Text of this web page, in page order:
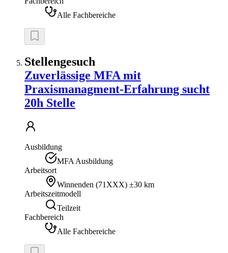
Alle Fachbereiche
Stellengesuch
Zuverlässige MFA mit
Praxismanagment-Erfahrung sucht
20h Stelle
Ausbildung
MFA Ausbildung
Arbeitsort
Winnenden (71XXX) ±30 km
Arbeitszeitmodell
Teilzeit
Fachbereich
Alle Fachbereiche